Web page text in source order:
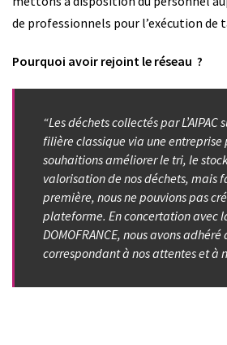
de professionnels pour l’exécution de
Pourquoi avoir rejoint le réseau ?
“Les déchets collectés par L’AIPAC
filière classique via une entreprise
souhaitions améliorer le tri, le
valorisation de nos déchets, mais
première, nous ne pouvions pas
plateforme. En concertation avec
DOMOFRANCE, nous avons
correspondant à nos attentes et à